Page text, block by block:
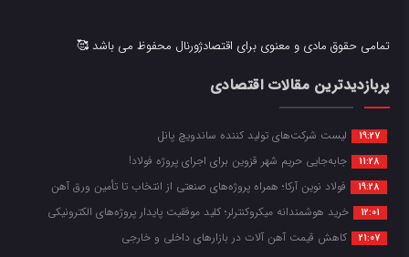
تمامی حقوق مادی و معنوی برای اقتصادژورنال محفوظ می باشد 🥰
پربازدیدترین مقالات اقتصادی
19:27 لیست شرکت‌های تولید کننده ساندویچ پانل
11:28 جابه‌جایی حریم شهر قزوین برای اجرای پروژه فولاد!
19:28 فولاد نوین آرکا؛ همراه پروژه‌های صنعتی از انتخاب تا تأمین ورق آهن
12:01 خرید هوشمندانه میکروکنترلر؛ کلید موفقیت پایدار پروژه‌های الکترونیکی
21:07 کاهش قیمت آهن آلات در بازارهای داخلی و خارجی